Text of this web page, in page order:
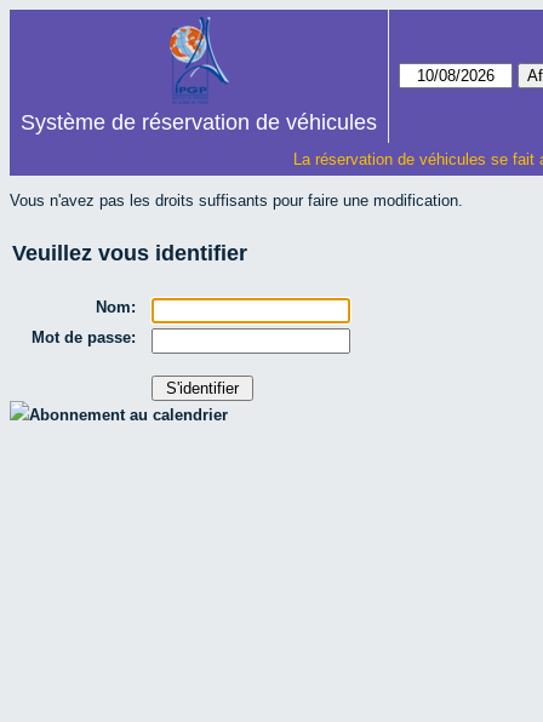
Système de réservation de véhicules
La réservation de véhicules se
Vous n'avez pas les droits suffisants pour faire une modification.
Veuillez vous identifier
Nom:
Mot de passe:
Abonnement au calendrier